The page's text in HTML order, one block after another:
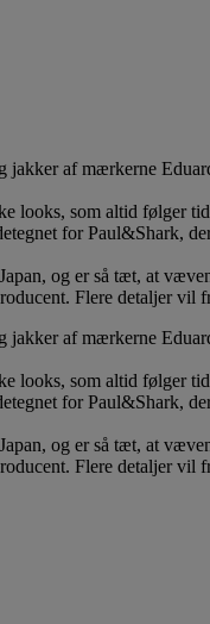
af mærkerne
looks, som altid følger
for Paul&Shark,
og er så tæt, at
Flere detaljer vil
af mærkerne
looks, som altid følger
for Paul&Shark,
og er så tæt, at
Flere detaljer vil